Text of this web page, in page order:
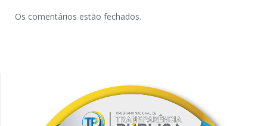
Os comentários estão fechados.